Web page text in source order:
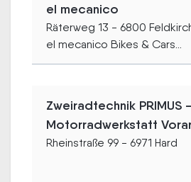
el mecanico
Räterweg 13 - 6800
el mecanico Bikes & Cars...
Zweiradtechnik PRIMUS
Motorradwerkstatt
Rheinstraße 99 - 6971 Hard